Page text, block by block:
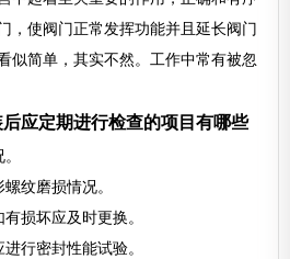
，使阀门正常发挥功能并且延长阀门
似简单，其实不然。工作中常有被忽
应定期进行检查的项目有哪些
纹磨损情况。
损坏应及时更换。
行密封性能试验。